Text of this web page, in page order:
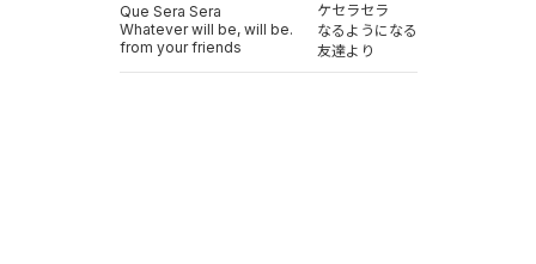
Que Sera Sera
Whatever will be, will be.
from your friends
ケセラセラ
なるようになる
友達より